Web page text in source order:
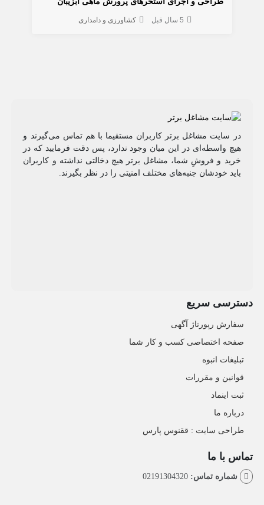
5 سال قبل کشاورزی و دامداری
در سایت مشاغل برتر کاربران مستقیما با هم تماس می‌گیرند و
هیچ واسطه‌ای در این میان وجود ندارد، پس دقت فرمایید که در
خرید و فروشِ شما، مشاغل برتر هیچ دخالتی نداشته و کاربران
باید خودشان جنبه‌های مختلف امنیتی را در نظر بگیرند.
دسترسی سریع
سفارش رپورتاژ آگهی
صفحه اختصاصی کسب و کار شما
تبلیغات انبوه
قوانین و مقررات
ثبت اینماد
درباره ما
طراحی سایت : ققنوس پارس
تماس با ما
شماره تماس:02191304320